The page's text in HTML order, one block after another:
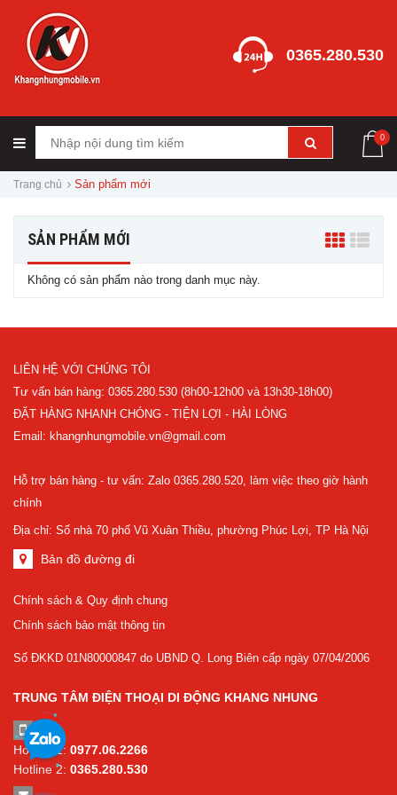
0365.280.530
0
Trang chủ Sản phẩm mới
SẢN PHẨM MỚI
Không có sản phẩm nào trong danh mục này.
LIÊN HỆ VỚI CHÚNG TÔI
Tư vấn bán hàng: 0365.280.530 (8h00-12h00 và 13h30-18h00)
ĐẶT HÀNG NHANH CHÓNG - TIỆN LỢI - HÀI LÒNG
Email: khangnhungmobile.vn@gmail.com
Hỗ trợ bán hàng - tư vấn: Zalo 0365.280.520, làm việc theo giờ hành
chính
Địa chỉ: Số nhà 70 phố Vũ Xuân Thiều, phường Phúc Lợi, TP Hà Nội
Bản đồ đường đi
Chính sách & Quy định chung
Chính sách bảo mật thông tin
Số ĐKKD 01N80000847 do UBND Q. Long Biên cấp ngày 07/04/2006
TRUNG TÂM ĐIỆN THOẠI DI ĐỘNG KHANG NHUNG
Hotline 1: 0977.06.2266
Hotline 2: 0365.280.530